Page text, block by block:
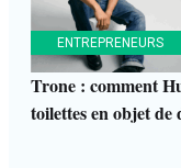
ENTREPRENEURS
Trone : comment
toilettes en objet de